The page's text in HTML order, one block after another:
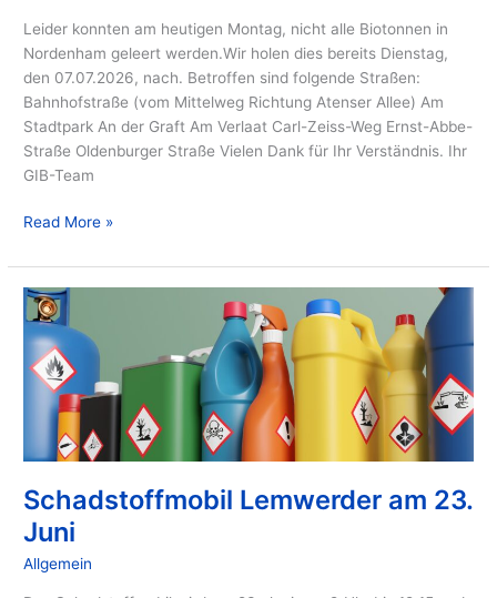
Leider konnten am heutigen Montag, nicht alle Biotonnen in
Nordenham geleert werden.Wir holen dies bereits Dienstag,
den 07.07.2026, nach. Betroffen sind folgende Straßen:
Bahnhofstraße (vom Mittelweg Richtung Atenser Allee) Am
Stadtpark An der Graft Am Verlaat Carl-Zeiss-Weg Ernst-Abbe-
Straße Oldenburger Straße Vielen Dank für Ihr Verständnis. Ihr
GIB-Team
Read More »
Schadstoffmobil Lemwerder am 23.
Juni
Allgemein
Schadstoffmobil
Lemwerder
23.
Juni